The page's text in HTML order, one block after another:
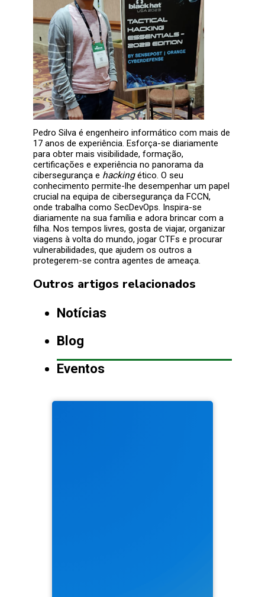
Pedro Silva é engenheiro informático com mais de
17 anos de experiência. Esforça-se diariamente
para obter mais visibilidade, formação,
certificações e experiência no panorama da
cibersegurança e hackingético. O seu
conhecimento permite-lhe desempenhar um papel
crucial na equipa de cibersegurança da FCCN,
onde trabalha como SecDevOps. Inspira-se
diariamente na sua família e adora brincar com a
filha. Nos tempos livres, gosta de viajar, organizar
viagens à volta do mundo, jogar CTFs e procurar
vulnerabilidades, que ajudem os outros a
protegerem-se contra agentes de ameaça.
Outros artigos relacionados
Notícias
Blog
Eventos